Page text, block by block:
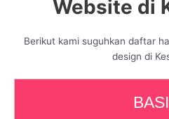
Website di
Berikut kami suguhkan daftar
design di